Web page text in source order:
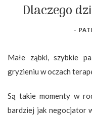
Dlaczego
-
Małe ząbki, szybkie
gryzieniu w oczach
Są takie momenty w
bardziej jak negocjator